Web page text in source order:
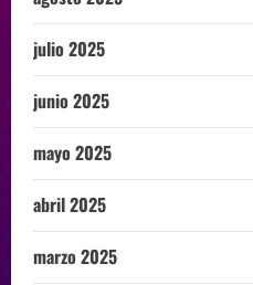
julio 2025
junio 2025
mayo 2025
abril 2025
marzo 2025